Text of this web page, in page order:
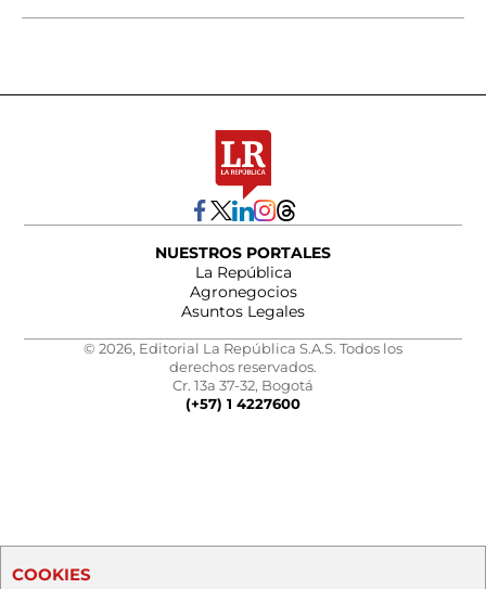
NUESTROS PORTALES
La República
Agronegocios
Asuntos Legales
© 2026, Editorial La República S.A.S. Todos los
derechos reservados.
Cr. 13a 37-32, Bogotá
(+57) 1 4227600
COOKIES